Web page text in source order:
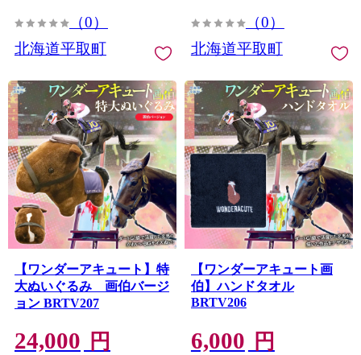
（0）
北海道平取町
（0）
北海道平取町
【ワンダーアキュート】特
大ぬいぐるみ 画伯バージ
ョン BRTV207
24,000 円
【ワンダーアキュート画
伯】ハンドタオル
BRTV206
6,000 円